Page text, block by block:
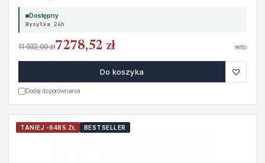
Dostępny
Wysyłka 24h
11 932,00 zł7278,52 zł netto
Do koszyka ♡
Dodaj do porównania
TANIEJ -6485 ZŁ BESTSELLER